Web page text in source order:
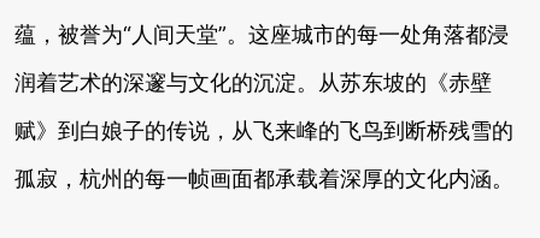
蕴，被誉为“人间天堂”。这座城市的每一处角落都浸
润着艺术的深邃与文化的沉淀。从苏东坡的《赤壁
赋》到白娘子的传说，从飞来峰的飞鸟到断桥残雪的
孤寂，杭州的每一帧画面都承载着深厚的文化内涵。